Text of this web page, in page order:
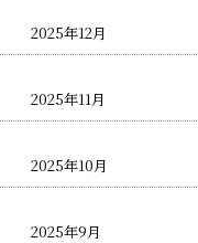
2025年12月
2025年11月
2025年10月
2025年9月